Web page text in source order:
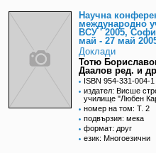
Научна
международно
ВСУ ' 2005,
май - 27 май
Доклади
Тотю
Даалов ред. и
ISBN 954-331-004-1
издател: Висше
училище "Любен
номер на том: Т. 2
подвързия: мека
формат: друг
език: Многоезични